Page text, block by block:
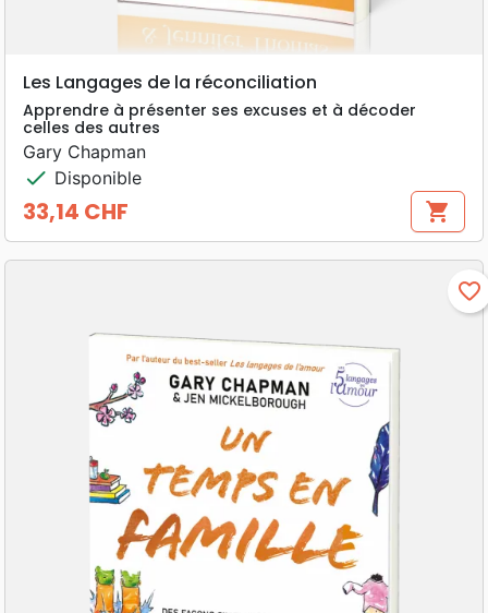
Les Langages de la réconciliation
Apprendre à présenter ses excuses et à décoder
celles des autres
Gary Chapman
check Disponible
Prix
33,14 CHF shopping_cart
favorite_border